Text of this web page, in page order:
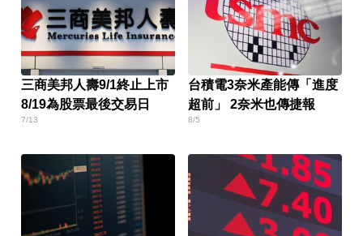
三商美邦人壽9/1終止上市
8/19為股票最後交易日
7/13
台積電3奈米產能傳「進度
超前」 2奈米也傳捷報
8/5